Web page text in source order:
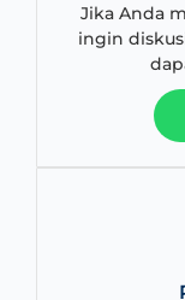
Jika Anda
ingin